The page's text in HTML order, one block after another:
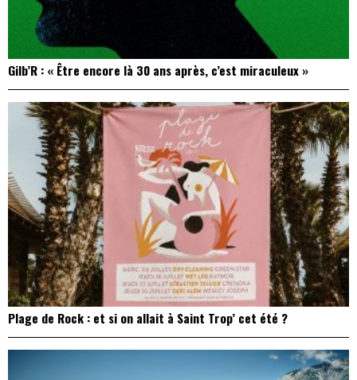
Gilb’R : « Être encore là 30 ans après, c’est miraculeux »
Plage de Rock : et si on allait à Saint Trop’ cet été ?